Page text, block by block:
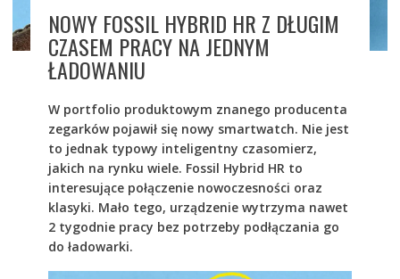
NOWY FOSSIL HYBRID HR Z DŁUGIM
CZASEM PRACY NA JEDNYM
ŁADOWANIU
W portfolio produktowym znanego producenta
zegarków pojawił się nowy smartwatch. Nie jest
to jednak typowy inteligentny czasomierz,
jakich na rynku wiele. Fossil Hybrid HR to
interesujące połączenie nowoczesności oraz
klasyki. Mało tego, urządzenie wytrzyma nawet
2 tygodnie pracy bez potrzeby podłączania go
do ładowarki.